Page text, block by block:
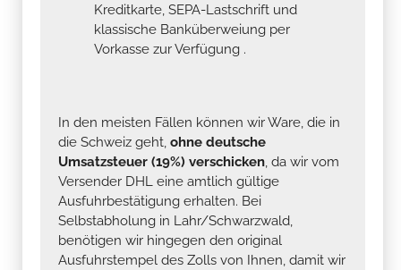
Kreditkarte, SEPA-Lastschrift und
klassische Banküberweiung per
Vorkasse zur Verfügung .
In den meisten Fällen können wir Ware, die in
die Schweiz geht, ohne deutsche
Umsatzsteuer (19%) verschicken, da wir vom
Versender DHL eine amtlich gültige
Ausfuhrbestätigung erhalten. Bei
Selbstabholung in Lahr/Schwarzwald,
benötigen wir hingegen den original
Ausfuhrstempel des Zolls von Ihnen, damit wir